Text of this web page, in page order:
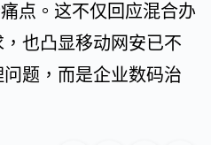
点。这不仅回应混合办
也凸显移动网安已不
题，而是企业数码治